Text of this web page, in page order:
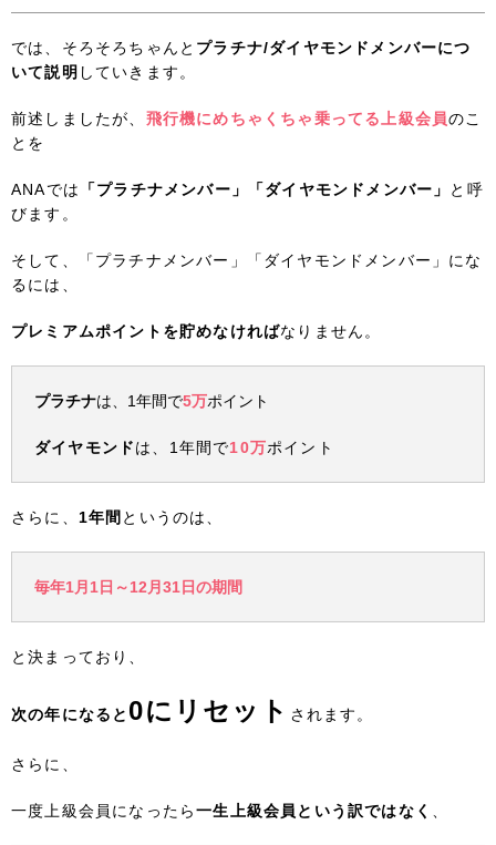
では、そろそろちゃんと プラチナ/ダイヤモンドメンバーにつ
いて説明 していきます。
前述しましたが、 飛行機にめちゃくちゃ乗ってる上級会員のこ
とを
ANAでは 「プラチナメンバー」「ダイヤモンドメンバー」 と呼
びます。
そして、「プラチナメンバー」「ダイヤモンドメンバー」にな
るには、
プレミアムポイントを貯めなければなりません。
プラチナは、1年間で5万ポイント
ダイヤモンドは、1年間で10万ポイント
さらに、 1年間 というのは、
毎年1月1日～12月31日の期間
と決まっており、
次の年になると 0にリセット されます。
さらに、
一度上級会員になったら一生上級会員という訳ではなく